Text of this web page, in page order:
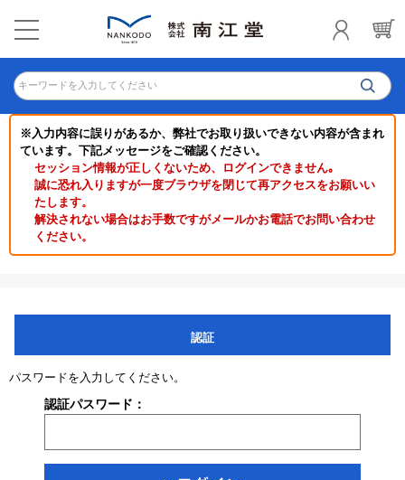
キーワードを入力してください
※入力内容に誤りがあるか、弊社でお取り扱いできない内容が含まれ
ています。下記メッセージをご確認ください。
セッション情報が正しくないため、ログインできません｡
誠に恐れ入りますが一度ブラウザを閉じて再アクセスをお願いい
たします。
解決されない場合はお手数ですがメールかお電話でお問い合わせ
ください。
認証
パスワードを入力してください。
認証パスワード：